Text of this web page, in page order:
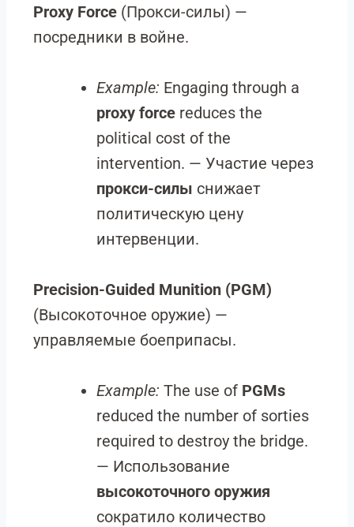
Proxy Force (Прокси-силы) —
посредники в войне.
Example: Engaging through a
proxy force reduces the
political cost of the
intervention. — Участие через
прокси-силы снижает
политическую цену
интервенции.
Precision-Guided Munition (PGM)
(Высокоточное оружие) —
управляемые боеприпасы.
Example: The use of PGMs
reduced the number of sorties
required to destroy the bridge.
— Использование
высокоточного оружия
сократило количество